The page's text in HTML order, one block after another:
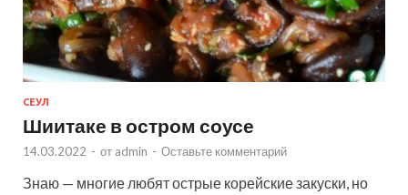
СЕУЛ
Шиитаке в остром соусе
14.03.2022 - от admin - Оставьте комментарий
Знаю — многие любят острые корейские закуски, но